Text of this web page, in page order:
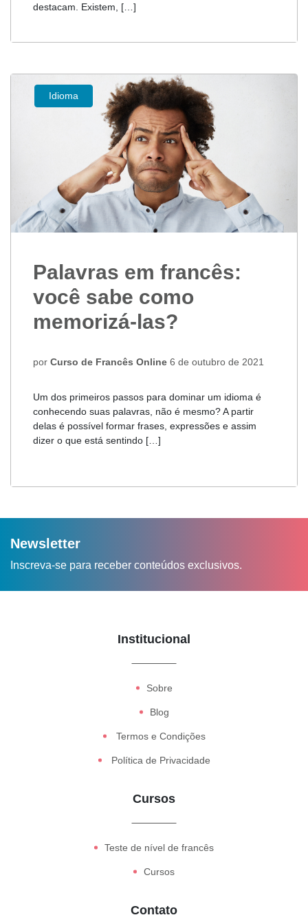
destacam. Existem, […]
Idioma
Palavras em francês:
você sabe como
memorizá-las?
por Curso de Francês Online 6 de outubro de 2021
Um dos primeiros passos para dominar um idioma é
conhecendo suas palavras, não é mesmo? A partir
delas é possível formar frases, expressões e assim
dizer o que está sentindo […]
Newsletter
Inscreva-se para receber conteúdos exclusivos.
Institucional
Sobre
Blog
Termos e Condições
Política de Privacidade
Cursos
Teste de nível de francês
Cursos
Contato